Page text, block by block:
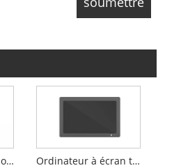
Écrans haute luminosité Ordinateur à écran tactile IP65